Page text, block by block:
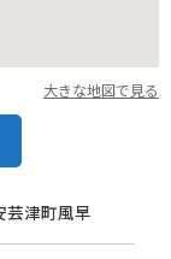
大きな地図で見る
芸津町風早